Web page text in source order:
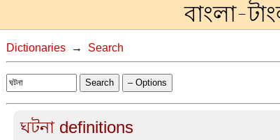
বাংলা-
Dictionaries→ Search
Search – Options
ঘটনা definitions